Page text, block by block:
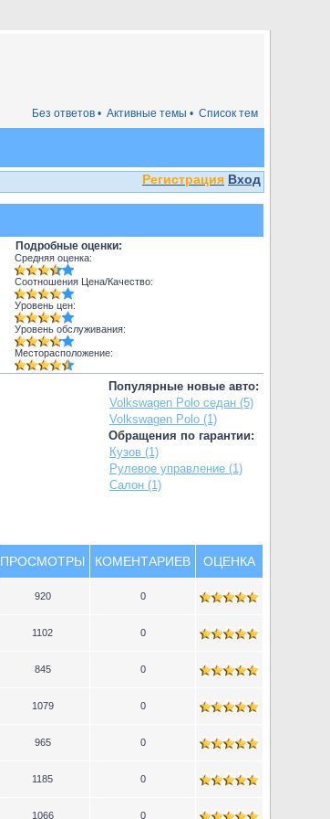
Список тем
Активные темы •
Без ответов •
Регистрация Вход
Подробные оценки:
Средняя оценка:
Соотношения Цена/Качество:
Уровень цен:
Уровень обслуживания:
Месторасположение:
Популярные новые авто:
Volkswagen Polo седан (5)
Volkswagen Polo (1)
Обращения по гарантии:
Кузов (1)
Рулевое управление (1)
Салон (1)
ПРОСМОТРЫ КОМЕНТАРИЕВ ОЦЕНКА
920 0
1102 0
845 0
1079 0
965 0
1185 0
1066 0